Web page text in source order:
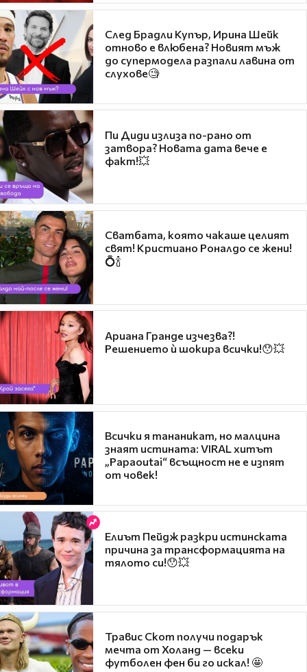
След Брадли Купър, Ирина Шейк
отново е влюбена? Новият мъж
до супермодела разпали лавина от
слухове🧐
Пи Диди излиза по-рано от
затвора? Новата дата вече е
факт!💥
Сватбата, която чакаше целият
свят! Кристиано Роналдо се жени!
💍🍾
Ариана Гранде изчезва?!
Решението ѝ шокира всички!😯💥
Всички я тананикат, но малцина
знаят истината: VIRAL хитът
„Papaoutai“ всъщност не е изпят
от човек!
Елиът Пейдж разкри истинската
причина за трансформацията на
тялото си!😯💥
Травис Скот получи подарък
мечта от Холанд — всеки
футболен фен би го искал! 🤩